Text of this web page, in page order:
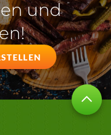
und